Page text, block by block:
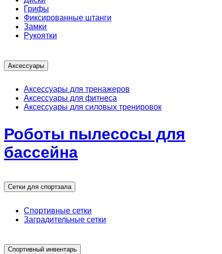
Грифы
Фиксированные штанги
Замки
Рукоятки
Аксессуары
Аксессуары для тренажеров
Аксессуары для фитнеса
Аксессуары для силовых тренировок
Роботы пылесосы для
бассейна
Сетки для спортзала
Спортивные сетки
Заградительные сетки
Спортивный инвентарь